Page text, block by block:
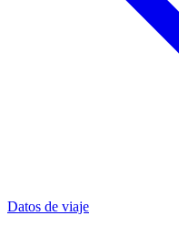
Datos de viaje